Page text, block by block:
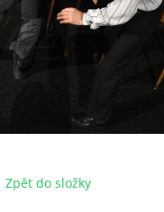
Zpět do složky